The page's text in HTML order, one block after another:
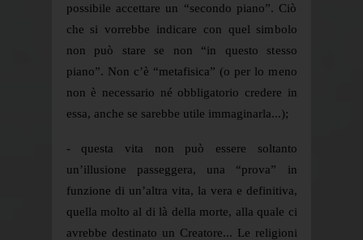
possibile accettare un “secondo piano”. Ciò
che si vorrebbe indicare con quel simbolo
non può stare se non “in questo stesso
piano”. Non c’è “metafisica” (o per lo meno
non è necessario né obbligatorio credere in
essa, anche se sarebbe utile immaginarla...);
- questa vita non può essere soltanto
un’illusione passeggera, una “prova” in
funzione di un’altra vita, la vera e definitiva,
quella molto al di là della morte, alla quale ci
avrebbe destinato un Creatore... Le religioni